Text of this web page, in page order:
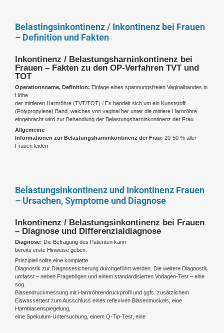
Belastingsinkontinenz / Inkontinenz bei Frauen
– Definition und Fakten
Inkontinenz / Belastungsharninkontinenz bei
Frauen – Fakten zu den OP-Verfahren TVT und
TOT
Operationsname, Definition: Einlage eines spannungsfreien Vaginalbandes in
Höhe
der mittleren Harnröhre (TVT/TOT) / Es handelt sich um ein Kunststoff
(Polypropylene) Band, welches von vaginal her unter die mittlere Harnröhre
eingebracht wird zur Behandlung der Belastungsharninkontinenz der Frau.
Allgemeine
Informationen zur Belastungsharninkontinenz der Frau: 20-50 % aller
Frauen leiden
Belastungsinkontinenz und Inkontinenz Frauen
– Ursachen, Symptome und Diagnose
Inkontinenz / Belastungsinkontinenz bei Frauen
– Diagnose und Differenzialdiagnose
Diagnose: Die Befragung des Patienten kann
bereits erste Hinweise geben.
Prinzipiell sollte eine komplette
Diagnostik zur Diagnosesicherung durchgeführt werden. Die weitere Diagnostik
umfasst – neben Fragebögen und einem standardisierten Vorlagen-Test – eine
sog.
Blasendruckmessung mit Harnröhrendruckprofil und ggfs. zusätzlichem
Eiswassertest zum Ausschluss eines reflexiven Blasenmuskels, eine
Harnblasenspiegelung,
eine Spekulum-Untersuchung, einem Q-Tip-Test, eine